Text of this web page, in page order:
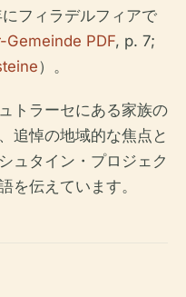
フィラデルフィアで
Gemeinde PDF, p. 7;
）。
トラーセにある家族の
追悼の地域的な焦点と
ュタイン・プロジェク
を伝えています。